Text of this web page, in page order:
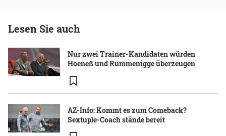
Lesen Sie auch
Nur zwei Trainer-Kandidaten würden
Hoeneß und Rummenigge überzeugen
AZ-Info: Kommt es zum Comeback?
Sextuple-Coach stände bereit